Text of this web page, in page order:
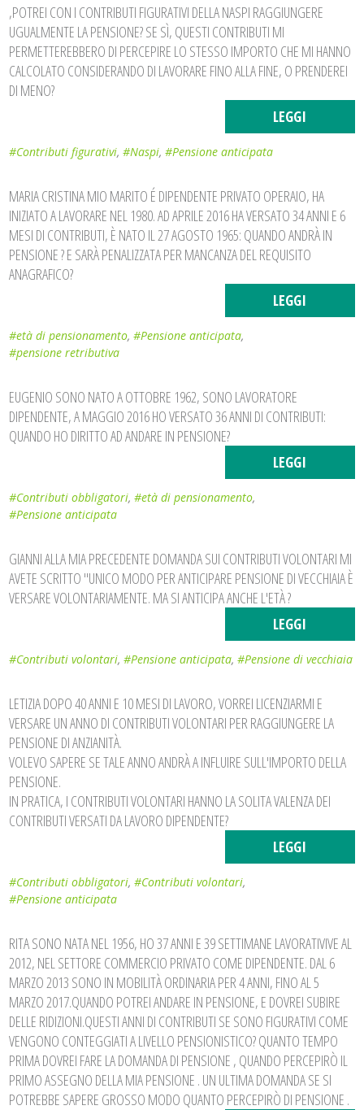
,POTREI CON I CONTRIBUTI FIGURATIVI DELLA NASPI RAGGIUNGERE
UGUALMENTE LA PENSIONE? SE SÌ, QUESTI CONTRIBUTI MI
PERMETTEREBBERO DI PERCEPIRE LO STESSO IMPORTO CHE MI HANNO
CALCOLATO CONSIDERANDO DI LAVORARE FINO ALLA FINE, O PRENDEREI
DI MENO?
LEGGI
#Contributi figurativi,#Naspi,#Pensione anticipata
MARIA CRISTINA MIO MARITO É DIPENDENTE PRIVATO OPERAIO, HA
INIZIATO A LAVORARE NEL 1980. AD APRILE 2016 HA VERSATO 34 ANNI E 6
MESI DI CONTRIBUTI, È NATO IL 27 AGOSTO 1965: QUANDO ANDRÀ IN
PENSIONE ? E SARÀ PENALIZZATA PER MANCANZA DEL REQUISITO
ANAGRAFICO?
LEGGI
#età di pensionamento,#Pensione anticipata,
#pensione retributiva
EUGENIO SONO NATO A OTTOBRE 1962, SONO LAVORATORE
DIPENDENTE, A MAGGIO 2016 HO VERSATO 36 ANNI DI CONTRIBUTI:
QUANDO HO DIRITTO AD ANDARE IN PENSIONE?
LEGGI
#Contributi obbligatori,#età di pensionamento,
#Pensione anticipata
GIANNI ALLA MIA PRECEDENTE DOMANDA SUI CONTRIBUTI VOLONTARI MI
AVETE SCRITTO "UNICO MODO PER ANTICIPARE PENSIONE DI VECCHIAIA È
VERSARE VOLONTARIAMENTE. MA SI ANTICIPA ANCHE L'ETÀ ?
LEGGI
#Contributi volontari,#Pensione anticipata,#Pensione di vecchiaia
LETIZIA DOPO 40 ANNI E 10 MESI DI LAVORO, VORREI LICENZIARMI E
VERSARE UN ANNO DI CONTRIBUTI VOLONTARI PER RAGGIUNGERE LA
PENSIONE DI ANZIANITÀ.
VOLEVO SAPERE SE TALE ANNO ANDRÀ A INFLUIRE SULL'IMPORTO DELLA
PENSIONE.
IN PRATICA, I CONTRIBUTI VOLONTARI HANNO LA SOLITA VALENZA DEI
CONTRIBUTI VERSATI DA LAVORO DIPENDENTE?
LEGGI
#Contributi obbligatori,#Contributi volontari,
#Pensione anticipata
RITA SONO NATA NEL 1956, HO 37 ANNI E 39 SETTIMANE LAVORATIVIVE AL
2012, NEL SETTORE COMMERCIO PRIVATO COME DIPENDENTE. DAL 6
MARZO 2013 SONO IN MOBILITÀ ORDINARIA PER 4 ANNI, FINO AL 5
MARZO 2017.QUANDO POTREI ANDARE IN PENSIONE, E DOVREI SUBIRE
DELLE RIDIZIONI.QUESTI ANNI DI CONTRIBUTI SE SONO FIGURATIVI COME
VENGONO CONTEGGIATI A LIVELLO PENSIONISTICO? QUANTO TEMPO
PRIMA DOVREI FARE LA DOMANDA DI PENSIONE , QUANDO PERCEPIRÒ IL
PRIMO ASSEGNO DELLA MIA PENSIONE . UN ULTIMA DOMANDA SE SI
POTREBBE SAPERE GROSSO MODO QUANTO PERCEPIRÒ DI PENSIONE .